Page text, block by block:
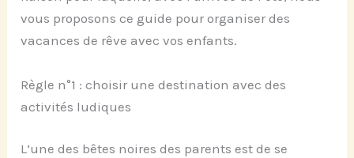
vous proposons ce guide pour organiser des
vacances de rêve avec vos enfants.
Règle n°1 : choisir une destination avec des
activités ludiques
L’une des bêtes noires des parents est de se